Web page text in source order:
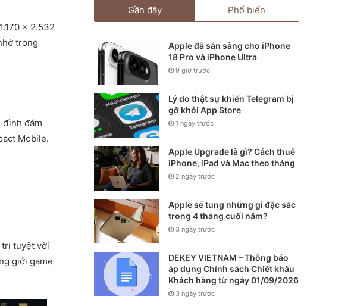
x 2.532
trong
đình đám
Mobile.
trí tuyệt vời
giới game
Gần đây Phổ biến
Apple đã sẵn sàng cho iPhone
18 Pro và iPhone Ultra
9 giờ trước
Lý do thật sự khiến Telegram bị
gỡ khỏi App Store
1 ngày trước
Apple Upgrade là gì? Cách thuê
iPhone, iPad và Mac theo tháng
2 ngày trước
Apple sẽ tung những gì đặc sắc
trong 4 tháng cuối năm?
3 ngày trước
DEKEY VIETNAM – Thông báo
áp dụng Chính sách Chiết khấu
Khách hàng từ ngày 01/09/2026
3 ngày trước